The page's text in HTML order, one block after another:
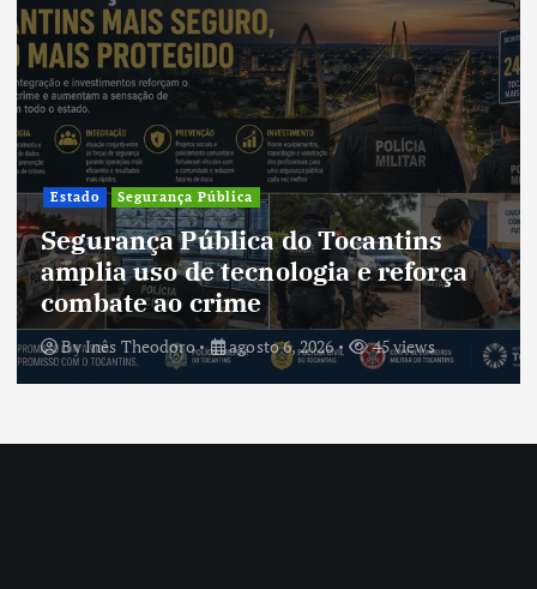
Cultura
Cultura do Tocantins preserva
tradições e fortalece identidade de
um estado em constante
transformação
ByInês Theodoro agosto 5, 2026 41 views